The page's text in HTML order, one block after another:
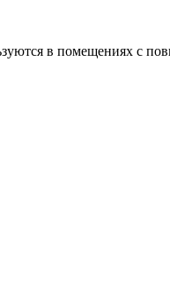
в помещениях с